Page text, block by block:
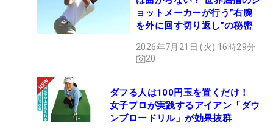
ョットメーカーが行う”右腕
を外に回す切り返し”の秘密
2026年7月21日 (火) 16時29分
20
ダフる人は100円玉を置くだけ！
女子プロが実践するアイアン「ダウ
ンブロードリル」が効果抜群